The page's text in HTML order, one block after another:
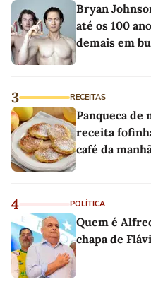
Bryan
até os 100
demais em
3 RECEITAS
Panqueca de
receita
café da
4 POLÍTICA
Quem é
chapa de